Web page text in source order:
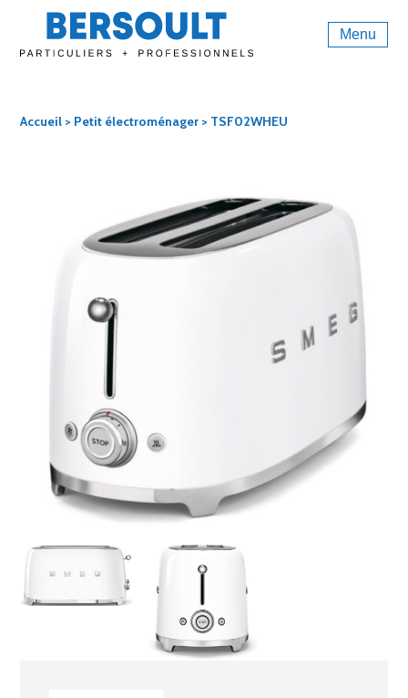
Menu
Accueil > Petit électroménager > TSF02WHEU